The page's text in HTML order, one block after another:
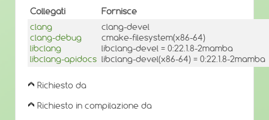
Collegati
Fornisce
clang
clang-debug
libclang
libclang-apidocs
clang-devel
cmake-filesystem(x86-64)
libclang-devel = 0:22.1.8-2mamba
libclang-devel(x86-64) = 0:22.1.8-2mamba
Richiesto da
Richiesto in compilazione da